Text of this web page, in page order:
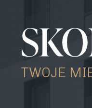
TWOJE